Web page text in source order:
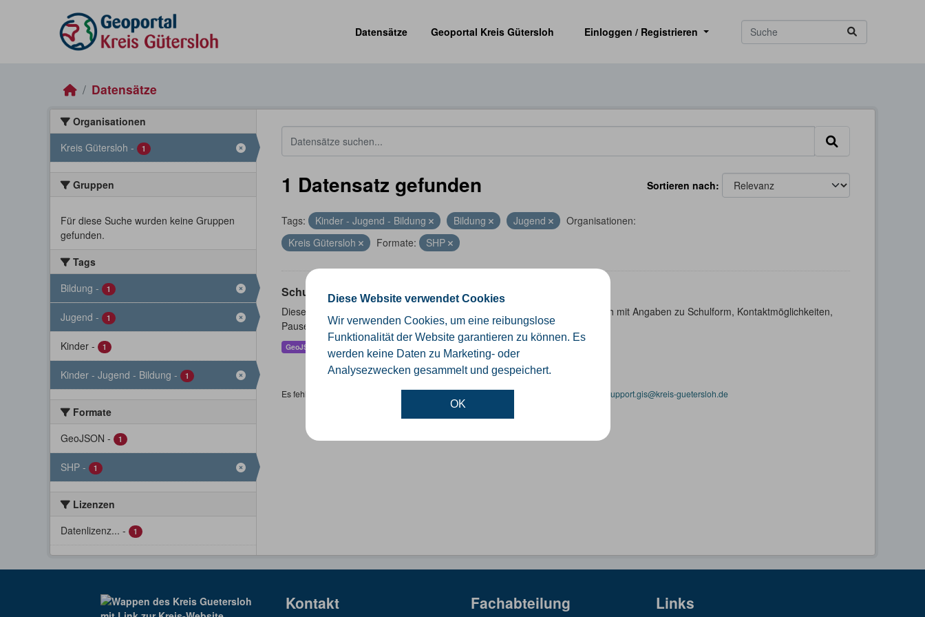
Diese Website verwendet Cookies
Wir verwenden Cookies, um eine reibungslose
Funktionalität der Website garantieren zu können. Es
werden keine Daten zu Marketing- oder
Analysezwecken gesammelt und gespeichert.
OK
Datensätze
Geoportal Kreis Gütersloh Einloggen / Registrieren
Datensätze
Organisationen
Kreis Gütersloh - 1
Gruppen
Für diese Suche wurden keine Gruppen
gefunden.
Tags
Bildung - 1
Jugend - 1
Kinder - 1
Kinder - Jugend - Bildung - 1
Formate
GeoJSON - 1
SHP - 1
Lizenzen
Datenlizenz... - 1
Sortieren nach
1 Datensatz gefunden
Tags: Kinder - Jugend - Bildung Bildung Jugend
Organisationen:
Kreis Gütersloh
Formate: SHP
Schulen
Dieser Datensatz beinhaltet eine Darstellung der Schulen im Kreis Gütersloh mit Angaben zu Schulform, Kontaktmöglichkeiten,
Pausenzeiten und Schulträger.
GeoJSON
Es fehlen spezifische Datensätze? Wenden Sie sich bitte an einen Administrator unter: support.gis@kreis-guetersloh.de
Kontakt Fachabteilung Links